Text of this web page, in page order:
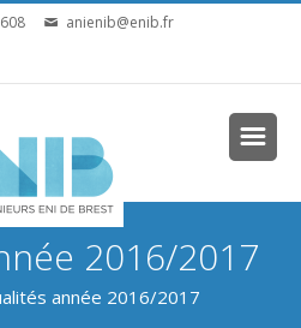
anienib@enib.fr
2016/2017
année 2016/2017